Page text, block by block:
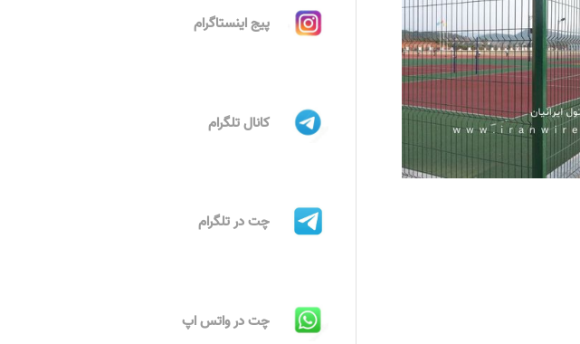
پیج اینستاگرام
کانال تلگرام
چت در تلگرام
چت در واتس اپ